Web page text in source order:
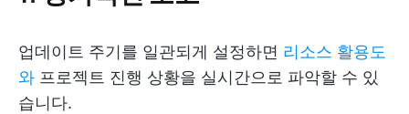
업데이트 주기를 일관되게 설정하면 리소스 활용도
와 프로젝트 진행 상황을 실시간으로 파악할 수 있
습니다.